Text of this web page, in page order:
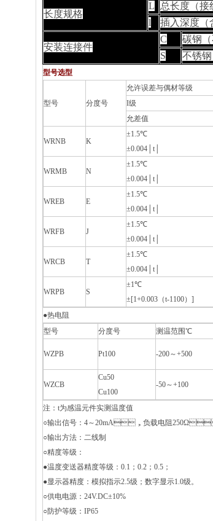
长度规格
L
总长度（接
l
插入深度（
安装连接件
C
碳钢（
S
不锈
型号选型
型号 分度号
允许误差与偶材等级
I级
允差值
WRNB K
±1.5℃
±0.004│t│
WRMB N
±1.5℃
±0.004│t│
WREB E
±1.5℃
±0.004│t│
WRFB J
±1.5℃
±0.004│t│
WRCB T
±1.5℃
±0.004│t│
WRPB S
±1℃
±[1+0.003（t-1100）]
●热电阻
型号
分度号 测温范围℃
WZPB Pt100 -200～+500
WZCB
Cu50
Cu100
-50～+100
注：t为感温元件实测温度值
○输出信号：4～20mA，负载电阻
○输出方法：二线制
○精度等级：
●温度变送器精度等级：0.1；0.2；0.5；
●显示器精度：模拟指示2.5级；数字显示1.0级。
○供电电源：24V.DC±10%
○防护等级：IP65